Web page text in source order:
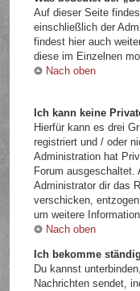
Auf dieser Seite
einschließlich der
findest hier auch
diese im Einzelnen
Nach oben
Ich kann keine
Hierfür kann es drei
registriert und / oder
Administration hat
Forum
Administrator dir das
verschicken,
um weitere
Nach oben
Ich bekomme
Du kannst
Nachrichten sendet,